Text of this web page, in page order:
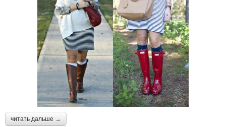
читать дальше →